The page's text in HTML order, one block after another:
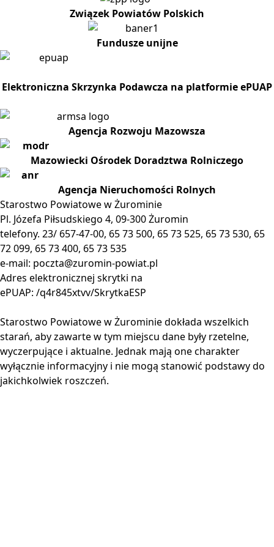
Związek Powiatów Polskich
Fundusze unijne
Elektroniczna Skrzynka Podawcza na platformie ePUAP
Agencja Rozwoju Mazowsza
Mazowiecki Ośrodek Doradztwa Rolniczego
Agencja Nieruchomości Rolnych
Starostwo Powiatowe w Żurominie
Pl. Józefa Piłsudskiego 4, 09-300 Żuromin
telefony. 23/ 657-47-00, 65 73 500, 65 73 525, 65 73 530, 65
72 099, 65 73 400, 65 73 535
e-mail: poczta@zuromin-powiat.pl
Adres elektronicznej skrytki na
ePUAP: /q4r845xtvv/SkrytkaESP
Starostwo Powiatowe w Żurominie dokłada wszelkich
starań, aby zawarte w tym miejscu dane były rzetelne,
wyczerpujące i aktualne. Jednak mają one charakter
wyłącznie informacyjny i nie mogą stanowić podstawy do
jakichkolwiek roszczeń.